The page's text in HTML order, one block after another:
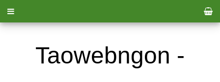
Taowebngon -